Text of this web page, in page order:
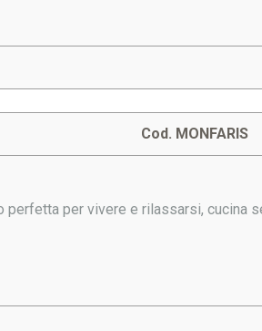
Cod. MONFARIS
per vivere e rilassarsi, cucina